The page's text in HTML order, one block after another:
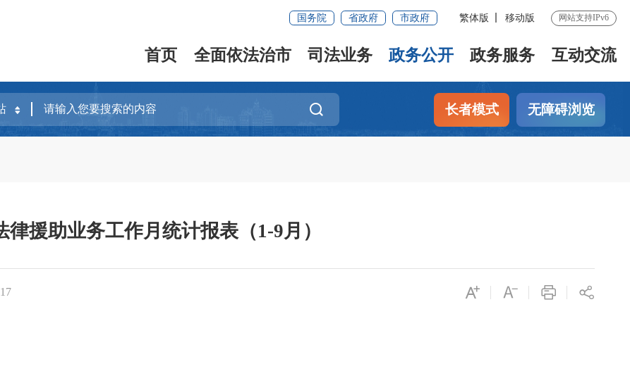
国务院 省政府 市政府 繁体版 移动版 网站支持IPv6
首页 全面依法治市 司法业务 政务公开 政务服务 互动交流
长者模式 无障碍浏览
律援助业务工作月统计报表（1-9月）
17